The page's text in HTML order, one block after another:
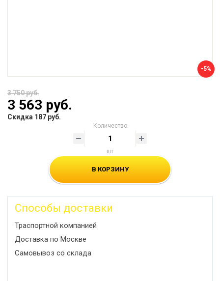
-5%
3 750 руб.
3 563 руб.
Скидка 187 руб.
Количество
шт
В КОРЗИНУ
Способы доставки
Траспортной компанией
Доставка по Москве
Самовывоз со склада